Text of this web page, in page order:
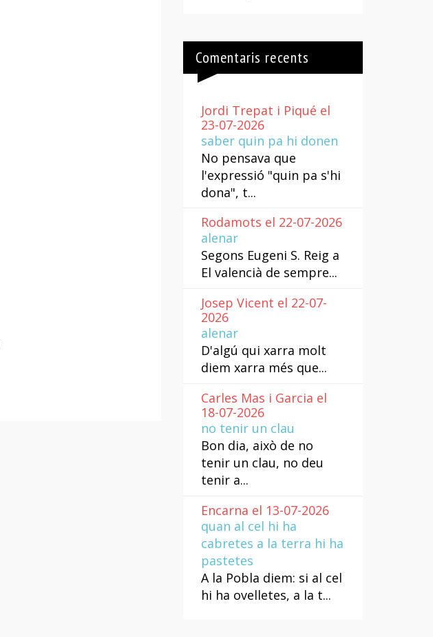
Comentaris recents
Jordi Trepat i Piqué el
23-07-2026
saber quin pa hi donen
No pensava que
l'expressió "quin pa s'hi
dona", t...
Rodamots el 22-07-2026
alenar
Segons Eugeni S. Reig a
El valencià de sempre...
Josep Vicent el 22-07-
2026
alenar
D'algú qui xarra molt
diem xarra més que...
Carles Mas i Garcia el
18-07-2026
no tenir un clau
Bon dia, això de no
tenir un clau, no deu
tenir a...
Encarna el 13-07-2026
quan al cel hi ha
cabretes a la terra hi ha
pastetes
A la Pobla diem: si al cel
hi ha ovelletes, a la t...